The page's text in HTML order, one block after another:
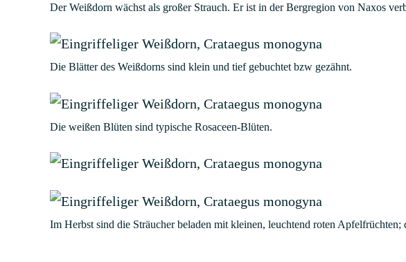
Der Weißdorn wächst als großer Strauch. Er ist in der Bergregion von Naxos
Die Blätter des Weißdorns sind klein und tief gebuchtet bzw gezähnt.
Die weißen Blüten sind typische Rosaceen-Blüten.
Im Herbst sind die Sträucher beladen mit kleinen, leuchtend roten